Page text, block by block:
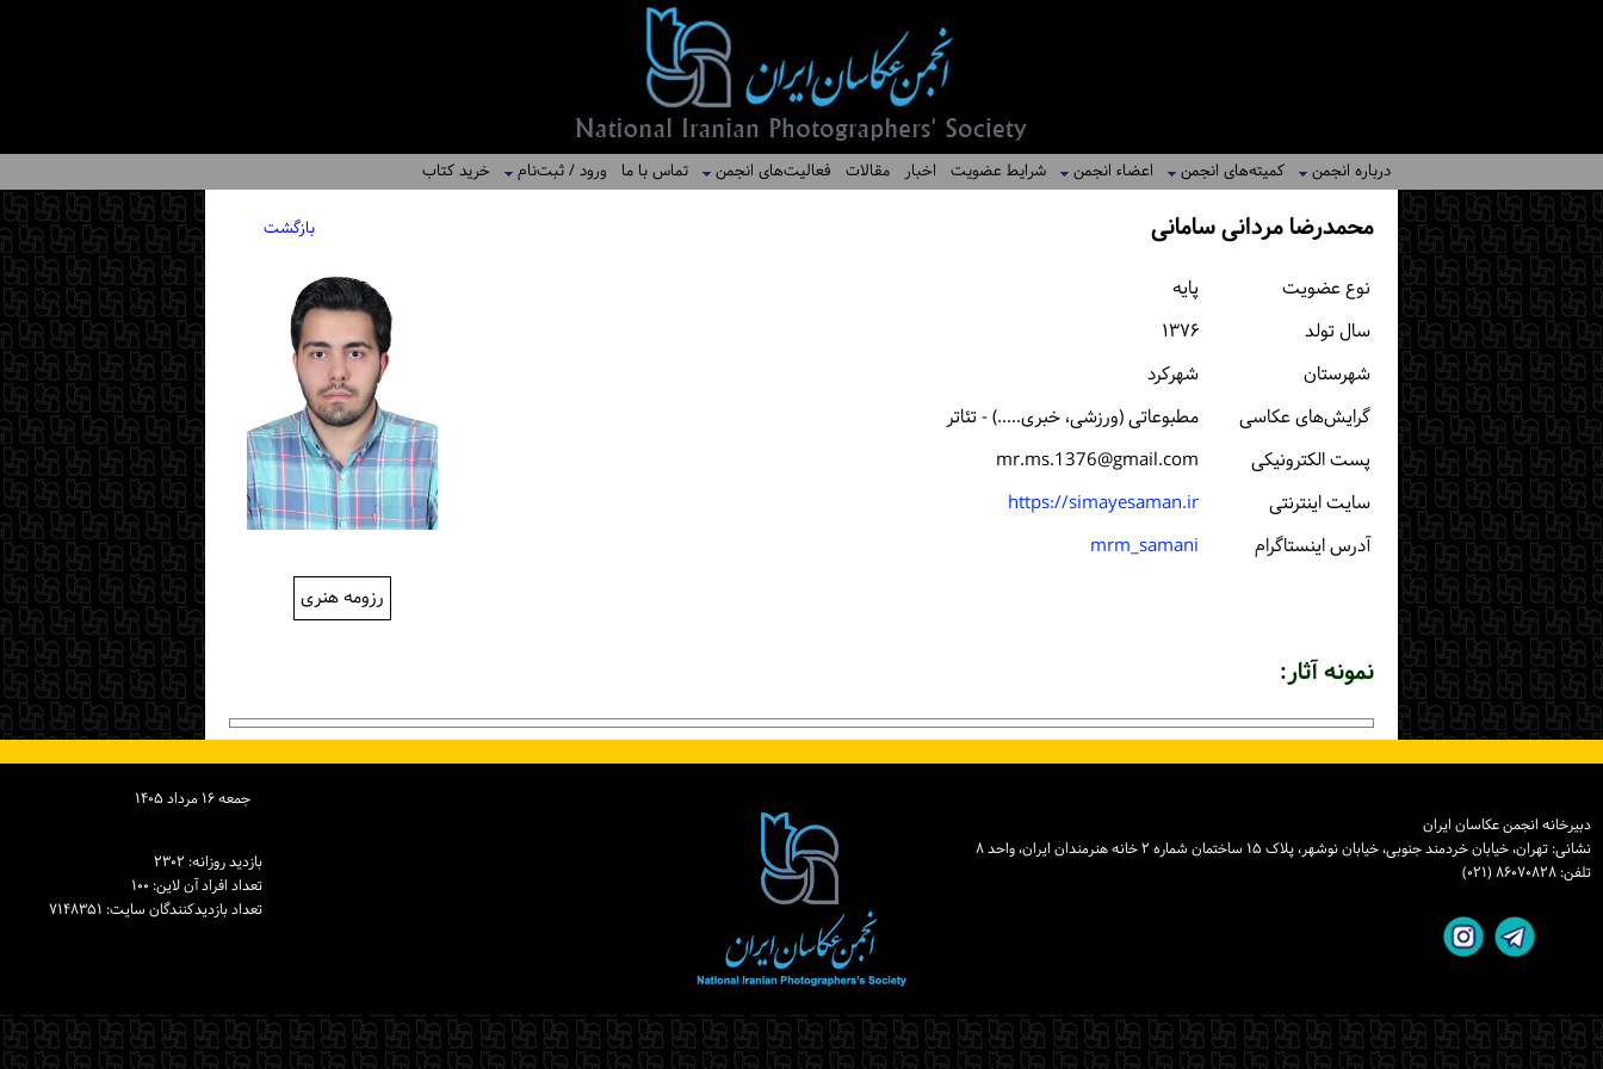
درباره انجمن کمیته‌های انجمن اعضاء انجمن شرایط عضویت اخبار مقالات فعالیت‌های انجمن تماس با ما ورود / ثبت‌نام خرید کتاب
محمدرضا مردانی سامانی بازگشت
رزومه هنری
نوع عضویت
پایه
سال تولد
۱۳۷۶
شهرستان
شهركرد
گرایش‌های عکاسی
مطبوعاتی (ورزشی، خبری.....) - تئاتر
پست الكترونیكی
mr.ms.1376@gmail.com
سایت اینترنتی
https://simayesaman.ir
آدرس اینستاگرام
mrm_samani
نمونه آثار:
جمعه ۱۶ مرداد ۱۴۰۵
بازدید روزانه: ۲۳۰۲
تعداد افراد آن لاین: ۱۰۰
تعداد بازدیدكنندگان سایت: ۷۱۴۸۳۵۱
دبیرخانه انجمن عکاسان ایران
نشانی: تهران، خیابان خردمند جنوبی، خیابان نوشهر، پلاک ۱۵ ساختمان شماره ۲ خانه هنرمندان ایران، واحد ۸
تلفن: ۸۶۰۷۰۸۲۸ (۰۲۱)